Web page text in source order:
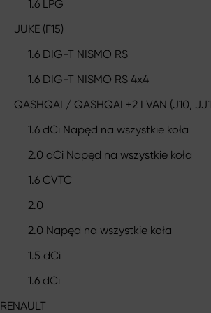
1.6 LPG
JUKE (F15)
1.6 DIG-T NISMO RS
1.6 DIG-T NISMO RS 4x4
QASHQAI / QASHQAI +2 I VAN (J10,
1.6 dCi Napęd na wszystkie koła
2.0 dCi Napęd na wszystkie koła
1.6 CVTC
2.0
2.0 Napęd na wszystkie koła
1.5 dCi
1.6 dCi
RENAULT